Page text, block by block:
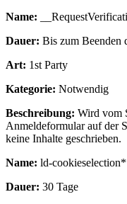
Name:
Dauer: Bis zum Beenden
Art: 1st Party
Kategorie: Notwendig
Beschreibung: Wird vom
Anmeldeformular auf der
keine Inhalte geschrieben.
Name: ld-
Dauer: 30 Tage